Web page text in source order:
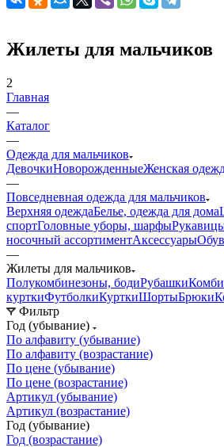
Жилеты для мальчиков
2
Главная
—
Каталог
—
Одежда для мальчиков
ДевочкиНоворожденныеЖенская
—
Повседневная одежда для мальчиков
Верхняя одеждаБелье, одежда для дома
спортГоловные уборы, шарфы
носочный ассортиментАксессуары
—
Жилеты для мальчиков
Полукомбинезоны, бодиРубашки
курткиФутболкиКурткиШортыБрюки
Фильтр
Год (убывание)
По алфавиту (убывание)
По алфавиту (возрастание)
По цене (убывание)
По цене (возрастание)
Артикул (убывание)
Артикул (возрастание)
Год (убывание)
Год (возрастание)